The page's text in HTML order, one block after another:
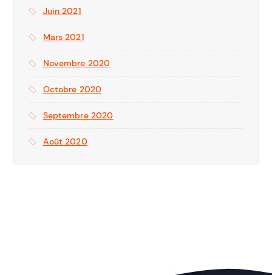
Juin 2021
Mars 2021
Novembre 2020
Octobre 2020
Septembre 2020
Août 2020